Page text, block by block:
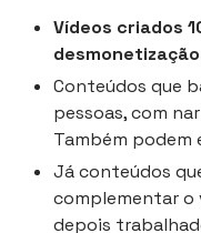
Vídeos criados
Conteúdos que
pessoas, com
Também podem
Já conteúdos
complementar o
depois